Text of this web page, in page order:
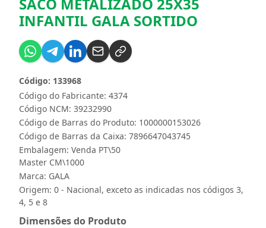
INFANTIL GALA SORTIDO
Código do Fabricante: 4374
Código: 133968
Código NCM: 39232990
Código de Barras do Produto: 1000000153026
Código de Barras da Caixa: 7896647043745
Embalagem: Venda PT\50
Master CM\1000
Marca: GALA
Origem: 0 - Nacional, exceto as indicadas nos códigos 3,
4, 5 e 8
Dimensões do Produto